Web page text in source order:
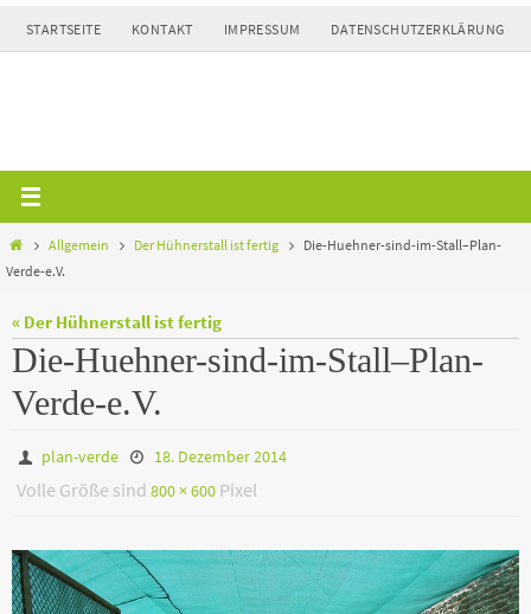
Zum
Inhalt
STARTSEITE KONTAKT IMPRESSUM DATENSCHUTZERKLÄRUNG
HomeAllgemein Der Hühnerstall ist fertig
Die-Huehner-sind-im-Stall–Plan-
Verde-e.V.
« Der Hühnerstall ist fertig
Die-Huehner-sind-im-Stall–Plan-
Verde-e.V.
plan-verde 18. Dezember 2014
Volle Größe sind 800 × 600 Pixel